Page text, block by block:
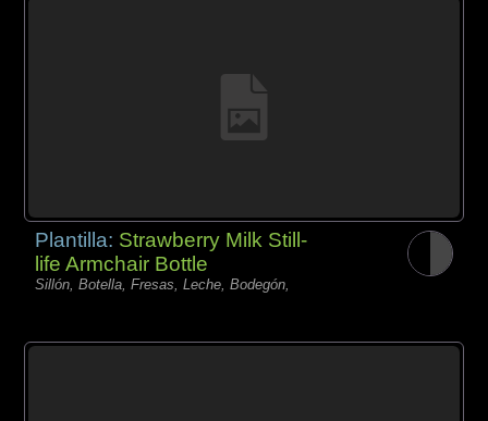
Plantilla: Strawberry Milk Still-
life Armchair Bottle
Sillón, Botella, Fresas, Leche, Bodegón,